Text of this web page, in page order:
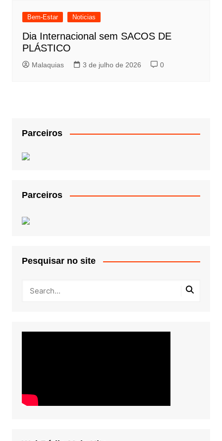
Bem-Estar Noticias
Dia Internacional sem SACOS DE
PLÁSTICO
Malaquias 3 de julho de 2026 0
Parceiros
Parceiros
Pesquisar no site